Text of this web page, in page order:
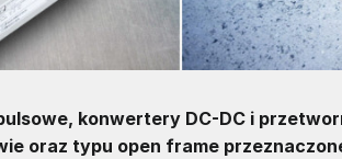
konwertery DC-DC i
oraz typu open frame